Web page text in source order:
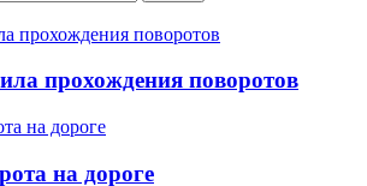
прохождения поворотов
на дороге